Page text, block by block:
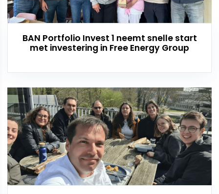
BAN Portfolio Invest 1 neemt snelle start
met investering in Free Energy Group